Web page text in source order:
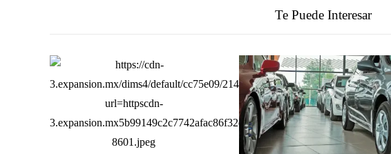
Te Puede Interesar